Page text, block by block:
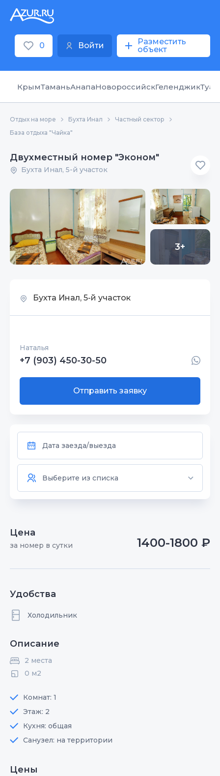
0 Войти
Разместить
объект
КрымТаманьАнапаНовороссийскГеленджик
Отдых на море Бухта Инал
Частный сектор
База отдыха "Чайка"
Двухместный номер "Эконом"
Бухта Инал, 5-й участок
3+
Бухта Инал, 5-й участок
Наталья
+7 (903) 450-30-50
Отправить заявку
Цена
за номер в сутки 1400-1800 ₽
Удобства
Холодильник
Описание
2 места
0 м2
Комнат: 1
Этаж: 2
Кухня: общая
Санузел: на территории
Цены